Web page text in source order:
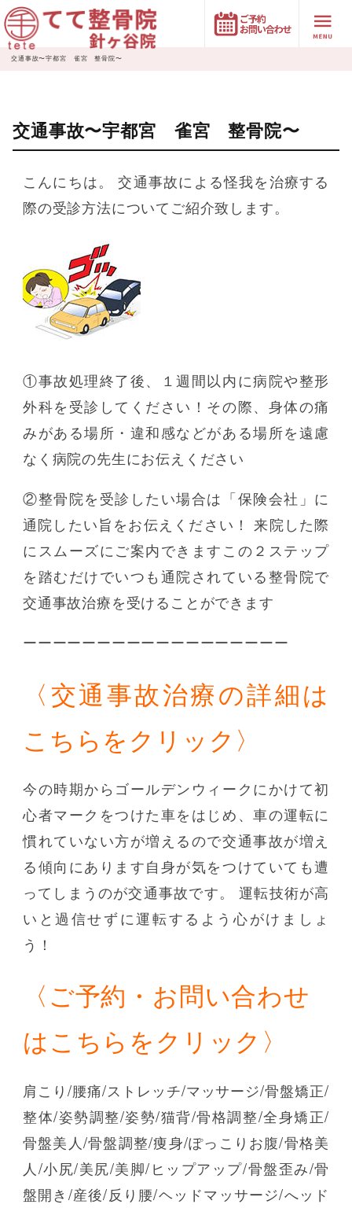
交通事故〜宇都宮 雀宮 整骨院〜
交通事故〜宇都宮 雀宮 整骨院〜
こんにちは。 交通事故による怪我を治療する
際の受診方法についてご紹介致します。
①事故処理終了後、１週間以内に病院や整形
外科を受診してください！その際、身体の痛
みがある場所・違和感などがある場所を遠慮
なく病院の先生にお伝えください
②整骨院を受診したい場合は「保険会社」に
通院したい旨をお伝えください！ 来院した際
にスムーズにご案内できますこの２ステップ
を踏むだけでいつも通院されている整骨院で
交通事故治療を受けることができます
ーーーーーーーーーーーーーーーーーー
〈交通事故治療の詳細は
こちらをクリック〉
今の時期からゴールデンウィークにかけて初
心者マークをつけた車をはじめ、車の運転に
慣れていない方が増えるので交通事故が増え
る傾向にあります自身が気をつけていても遭
ってしまうのが交通事故です。 運転技術が高
いと過信せずに運転するよう心がけましょ
う！
〈ご予約・お問い合わせ
はこちらをクリック〉
肩こり/腰痛/ストレッチ/マッサージ/骨盤矯正/
整体/姿勢調整/姿勢/猫背/骨格調整/全身矯正/
骨盤美人/骨盤調整/痩身/ぽっこりお腹/骨格美
人/小尻/美尻/美脚/ヒップアップ/骨盤歪み/骨
盤開き/産後/反り腰/ヘッドマッサージ/へッド